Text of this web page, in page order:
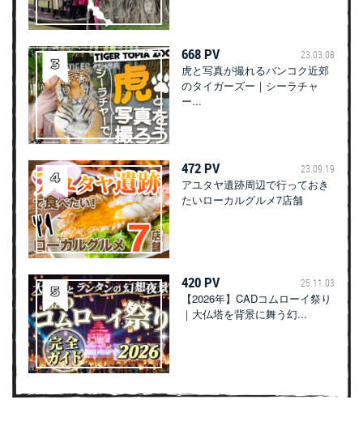
668 PV 23.03.08
虎と写真が撮れるバンコク近郊
のタイガーズー｜シーラチャ
ー...
472 PV 23.09.19
アユタヤ遺跡周辺で行っておき
たいローカルグルメ7店舗
420 PV 25.11.03
【2026年】CADコムローイ祭り
｜大仏塔を背景に舞う幻...